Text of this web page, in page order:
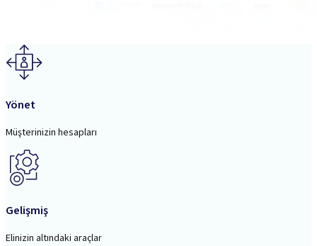
Yönet
Müşterinizin hesapları
Gelişmiş
Elinizin altındaki araçlar